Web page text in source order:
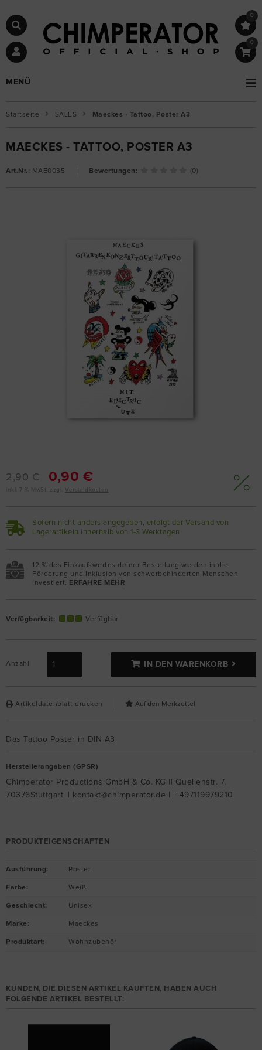
0
0
MENÜ
Startseite SALES Maeckes - Tattoo, Poster A3
MAECKES - TATTOO, POSTER A3
Art.Nr.: MAE0035 Bewertungen: (0)
2,90 € 0,90 €
inkl. 7 % MwSt. zzgl. Versandkosten
Sofern nicht anders angegeben, erfolgt der Versand von
Lagerartikeln innerhalb von 1-3 Werktagen.
12 % des Einkaufswertes deiner Bestellung werden in die
Förderung und Inklusion von schwerbehinderten Menschen
investiert. ERFAHRE MEHR
Verfügbarkeit: Verfügbar
Anzahl IN DEN WARENKORB
Artikeldatenblatt drucken
Das Tattoo Poster in DIN A3
Herstellerangaben (GPSR)
Chimperator Productions GmbH & Co. KG || Quellenstr. 7,
70376Stuttgart || kontakt@chimperator.de || +497119979210
PRODUKTEIGENSCHAFTEN
Ausführung: Poster
Farbe : Weiß
Geschlecht: Unisex
Marke : Maeckes
Produktart: Wohnzubehör
KUNDEN, DIE DIESEN ARTIKEL KAUFTEN, HABEN AUCH
FOLGENDE ARTIKEL BESTELLT: